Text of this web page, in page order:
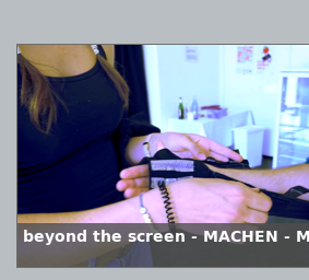
beyond the screen - MACHEN -